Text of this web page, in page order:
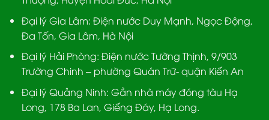
Đại lý Gia Lâm: Điện nước Duy Mạnh, Ngọc Động,
Đa Tốn, Gia Lâm, Hà Nội
Đại lý Hải Phòng: Điện nước Tường Thịnh, 9/903
Trường Chinh – phường Quán Trữ- quận Kiến An
Đại lý Quảng Ninh: Gần nhà máy đóng tàu Hạ
Long, 178 Ba Lan, Giếng Đáy, Hạ Long.